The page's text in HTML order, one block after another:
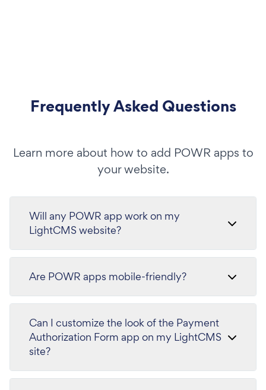
Frequently Asked Questions
Learn more about how to add POWR apps to
your website.
Will any POWR app work on my
LightCMS website?
Are POWR apps mobile-friendly?
Can I customize the look of the Payment
Authorization Form app on my LightCMS
site?